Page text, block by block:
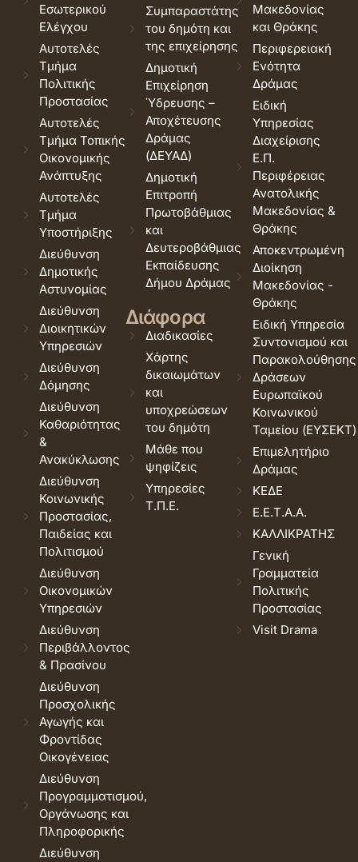
Εσωτερικού
Ελέγχου
Αυτοτελές
Τμήμα
Πολιτικής
Προστασίας
Αυτοτελές
Τμήμα Τοπικής
Οικονομικής
Ανάπτυξης
Αυτοτελές
Τμήμα
Υποστήριξης
Διεύθυνση
Δημοτικής
Αστυνομίας
Διεύθυνση
Διοικητικών
Υπηρεσιών
Διεύθυνση
Δόμησης
Διεύθυνση
Καθαριότητας
&
Ανακύκλωσης
Διεύθυνση
Κοινωνικής
Προστασίας,
Παιδείας και
Πολιτισμού
Διεύθυνση
Οικονομικών
Υπηρεσιών
Διεύθυνση
Περιβάλλοντος
& Πρασίνου
Διεύθυνση
Προσχολικής
Αγωγής και
Φροντίδας
Οικογένειας
Διεύθυνση
Προγραμματισμού,
Οργάνωσης και
Πληροφορικής
Διεύθυνση
Συμπαραστάτης
του δημότη και
της επιχείρησης
Δημοτική
Επιχείρηση
Ύδρευσης –
Αποχέτευσης
Δράμας
(ΔΕΥΑΔ)
Δημοτική
Επιτροπή
Πρωτοβάθμιας
και
Δευτεροβάθμιας
Εκπαίδευσης
Δήμου Δράμας
Διάφορα
Διαδικασίες
Χάρτης
δικαιωμάτων
και
υποχρεώσεων
του δημότη
Μάθε που
ψηφίζεις
Υπηρεσίες
Τ.Π.Ε.
Μακεδονίας
και Θράκης
Περιφερειακή
Ενότητα
Δράμας
Ειδική
Υπηρεσίας
Διαχείρισης
Ε.Π.
Περιφέρειας
Ανατολικής
Μακεδονίας &
Θράκης
Αποκεντρωμένη
Διοίκηση
Μακεδονίας -
Θράκης
Ειδική Υπηρεσία
Συντονισμού και
Παρακολούθησης
Δράσεων
Ευρωπαϊκού
Κοινωνικού
Ταμείου (ΕΥΣΕΚΤ)
Επιμελητήριο
Δράμας
ΚΕΔΕ
Ε.Ε.Τ.Α.Α.
ΚΑΛΛΙΚΡΑΤΗΣ
Γενική
Γραμματεία
Πολιτικής
Προστασίας
Visit Drama